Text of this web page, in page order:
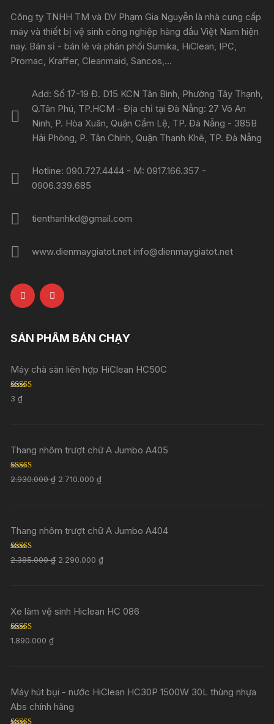
Công ty TNHH TM và DV Phạm Gia Nguyễn là nhà cung cấp
máy và thiết bị vệ sinh công nghiệp hàng đầu Việt Nam hiện
nay. Bán sỉ - bán lẻ và phân phối Sumika, HiClean, IPC,
Promac, Kraffer, Cleanmaid, Sancos,...
Add: Số 17-19 Đ. D15 KCN Tân Bình, Phường Tây Thạnh,
Q.Tân Phú, TP.HCM - Địa chỉ tại Đà Nẵng: 27 Võ An
Ninh, P. Hòa Xuân, Quận Cẩm Lệ, TP. Đà Nẵng - 385B
Hải Phòng, P. Tân Chính, Quận Thanh Khê, TP. Đà Nẵng
Hotline: 090.727.4444 - M: 0917.166.357 -
0906.339.685
tienthanhkd@gmail.com
www.dienmaygiatot.net info@dienmaygiatot.net
SẢN PHẨM BÁN CHẠY
Máy chà sàn liên hợp HiClean HC50C
Rated
out of 5
3₫
Thang nhôm trượt chữ A Jumbo A405
Rated 5.00
out of 5
2.930.000₫ 2.710.000₫
Thang nhôm trượt chữ A Jumbo A404
Rated 5.00
out of 5
2.385.000₫ 2.290.000₫
Xe làm vệ sinh Hiclean HC 086
Rated 5.00
out of 5
1.890.000₫
Máy hút bụi - nước HiClean HC30P 1500W 30L thùng nhựa
Abs chính hãng